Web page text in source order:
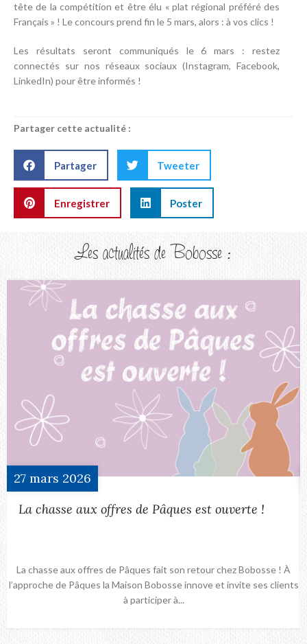
tête de la compétition et être élu « plat régional préféré des
Français » ! Le concours prend fin le 5 mars, alors : à vos clics !
Les résultats seront communiqués le 6 mars : restez
connectés sur nos réseaux sociaux (Instagram, Facebook,
LinkedIn) pour être informés !
Partager cette actualité :
Partager Tweeter
Enregistrer Poster
Les actualités de Bobosse :
27mars 2026
La chasse aux offres de Pâques est ouverte !
La chasse aux offres de Pâques fait son retour chez Bobosse ! À
l’approche de Pâques la Maison Bobosse innove et invite ses clients
à participer à...